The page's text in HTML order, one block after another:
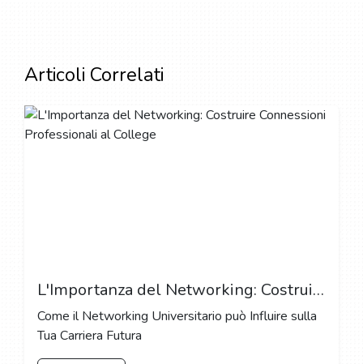
Articoli Correlati
L'Importanza del Networking: Costruire Connessioni Professionali al College
Come il Networking Universitario può Influire sulla
Tua Carriera Futura